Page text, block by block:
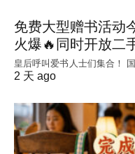
免费大型赠书活动
火爆🔥同时开放二
皇后呼叫爱书人士们集合！
2 天 ago